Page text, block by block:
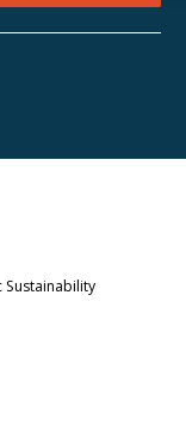
Sustainability